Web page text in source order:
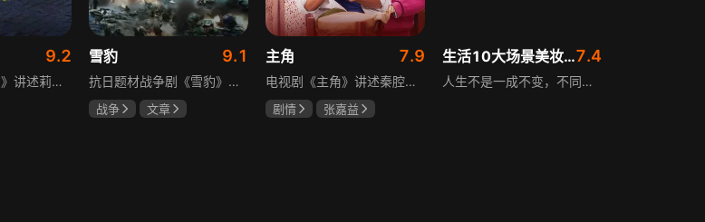
9.2
《我的天才女友》讲述莉拉和莱侬这对好朋友的童年与少年时代。故事从友情开始，描绘女性友情的微妙变化——她们相互支持、妒忌和猜疑，又不断向外拓展，在与外部世界的试探中为自己塑形。莉拉聪明漂亮，莱侬羡慕她的天赋与决断力，两人都视对方为隐秘镜子，暗暗角力，展现女性成长中的复杂关系与自我探寻。
雪豹 9.1
抗日题材战争剧《雪豹》讲述抗日女学生陈怡是一个在革命道路上逐渐成长起来的优秀青年。从慷慨激昂的热血学生，到成熟稳重的革命战士，甚至执行任务的时候还要扮演性格大胆奔放的交际花，打入到敌人内部获取情报。在做情报工作时，与搭档张楚扮假夫妻，多次身陷险境命悬一线。周卫国原本是一名玩世不恭的富家子弟，却不乏热血，抗战时为了保护初恋女友，举枪杀了一名日本人，由此改名换姓走上了革命道路，从国民党中央军校到德国军校，再到回国创建中国第一支特战部队，成为了一个真正的传奇英雄。
战争
文章
主角 7.9
电视剧《主角》讲述秦腔名伶忆秦娥阴差阳错被舅舅胡三元带入剧团，历经近半个世纪兴衰起伏，从牧羊女成长为一代秦腔名伶的故事，剧集以秦腔发展为脉络映射大历史起落，反映中国社会四十年变迁中普通人的情感生活与命运，展现传统艺术传承与时代变迁的交织。
剧情
张嘉益
生活10大场景美妆秘籍7.4
人生不是一成不变，不同的场合不同的角色，适宜的妆容造型往往能帮助人们建立自信、破冰社交，开启一个良好开端，做到事半功倍。姜月辉老师亲自打造的《10大生活场景角色妆容课程》，将针对不同的生活场景和角色需求，教授相应的妆容造型技巧，让学员轻松驾驭每个人生角色，打造出适合自己的妆容，提升个人形象和气质。